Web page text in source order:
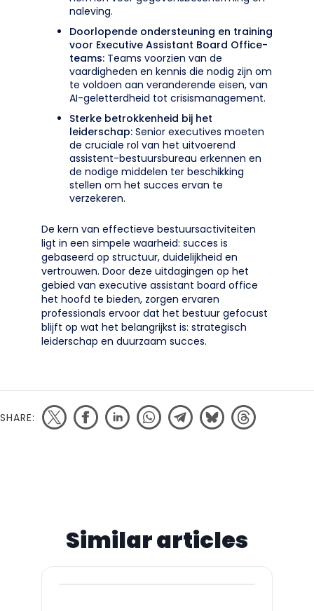
naleving.
Doorlopende ondersteuning en training
voor Executive Assistant Board Office-
teams: Teams voorzien van de
vaardigheden en kennis die nodig zijn om
te voldoen aan veranderende eisen, van
AI-geletterdheid tot crisismanagement.
Sterke betrokkenheid bij het
leiderschap: Senior executives moeten
de cruciale rol van het uitvoerend
assistent-bestuursbureau erkennen en
de nodige middelen ter beschikking
stellen om het succes ervan te
verzekeren.
De kern van effectieve bestuursactiviteiten
ligt in een simpele waarheid: succes is
gebaseerd op structuur, duidelijkheid en
vertrouwen. Door deze uitdagingen op het
gebied van executive assistant board office
het hoofd te bieden, zorgen ervaren
professionals ervoor dat het bestuur gefocust
blijft op wat het belangrijkst is: strategisch
leiderschap en duurzaam succes.
SHARE:
Similar articles